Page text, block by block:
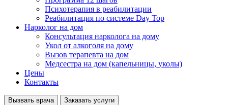
Психотерапия в реабилитации
Реабилитация по системе Day Top
Нарколог на дом
Консультация нарколога на дому
Укол от алкоголя на дому
Вызов терапевта на дом
Медсестра на дом (капельницы, уколы)
Цены
Контакты
Вызвать врача Заказать услуги